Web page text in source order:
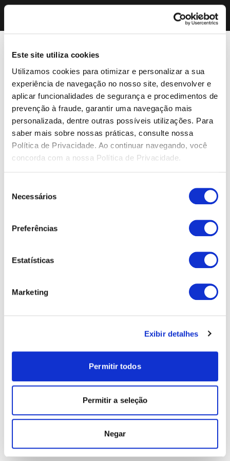
Este site utiliza cookies
Utilizamos cookies para otimizar e personalizar a sua
experiência de navegação no nosso site, desenvolver e
aplicar funcionalidades de segurança e procedimentos de
prevenção à fraude, garantir uma navegação mais
personalizada, dentre outras possíveis utilizações. Para
saber mais sobre nossas práticas, consulte nossa
Política de Privacidade. Ao continuar navegando, você
concorda com a nossa Política de Privacidade.
Necessários
Preferências
Estatísticas
Marketing
Exibir detalhes
Permitir todos
Permitir a seleção
Negar